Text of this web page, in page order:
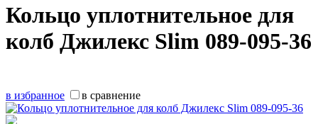
Кольцо уплотнительное для
колб Джилекс Slim 089-095-36
в избранное в сравнение